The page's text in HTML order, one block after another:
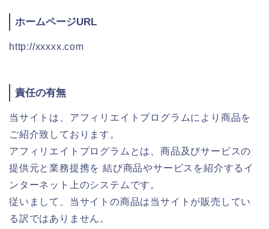
ホームページURL
http://xxxxx.com
責任の有無
当サイトは、アフィリエイトプログラムにより商品を
ご紹介致しております。
アフィリエイトプログラムとは、商品及びサービスの
提供元と業務提携を 結び商品やサービスを紹介するイ
ンターネット上のシステムです。
従いまして、当サイトの商品は当サイトが販売してい
る訳ではありません。